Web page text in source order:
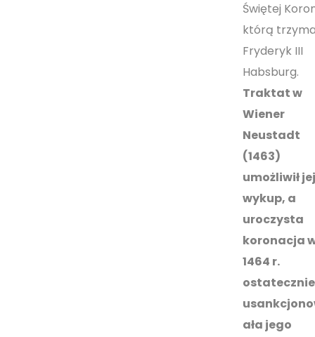
Świętej
którą
Fryderyk III
Habsburg.
Traktat w
Wiener
Neustadt
(1463)
umożliwił jej
wykup, a
uroczysta
koronacja
1464 r.
ostatecznie
ała jego